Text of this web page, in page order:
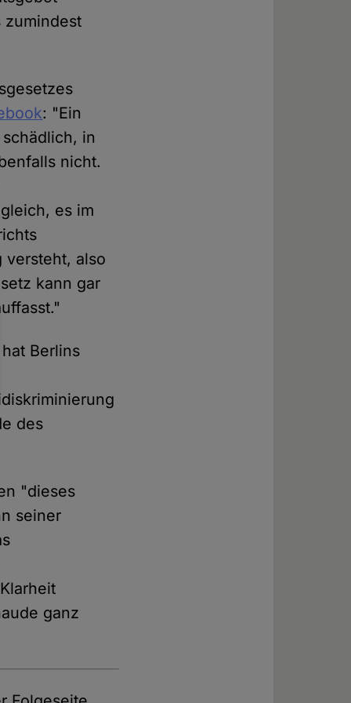
zumindest
: "Ein
in
nicht.
es im
versteht, also
kann gar
Berlins
des
"dieses
seiner
ganz